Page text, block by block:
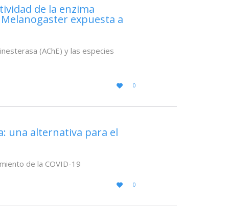
de la enzima
expuesta a
(AChE) y las especies

LOVE
IT
0
una alternativa para el
de la COVID-19

LOVE
IT
0